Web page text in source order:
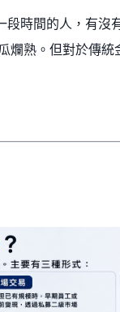
時間的人，有沒
爛熟。但對於傳